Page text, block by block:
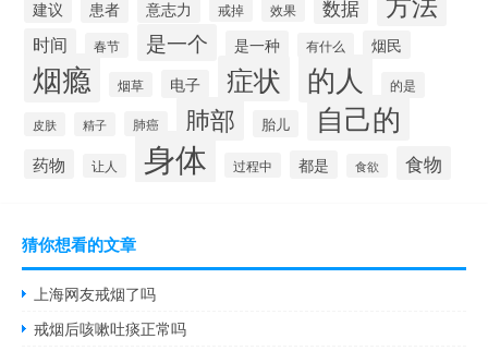
建议 患者 意志力 戒掉 效果 数据
时间 春节 是一个 是一种 有什么 烟民
烟瘾 烟草 电子 症状 的人 的是
皮肤 精子 肺癌 肺部 胎儿 自己的
药物 让人 身体 过程中 都是 食欲 食物
猜你想看的文章
上海网友戒烟了吗
戒烟后咳嗽吐痰正常吗